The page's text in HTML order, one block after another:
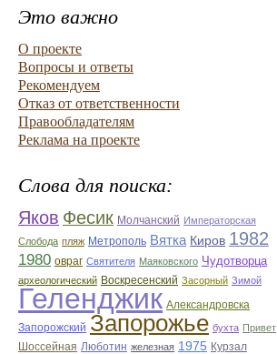
Это важно
О проекте
Вопросы и ответы
Рекомендуем
Отказ от ответственности
Правообладателям
Реклама на проекте
Слова для поиска:
Яков Фесик Молчанский Императорская
Слобода пляж Метрополь Вятка Киров 1982
1980 овраг Святителя Маяковского Чудотворца
археологический Воскресенский Засорный Зимой
Геленджик Александровска
Запорожский Запорожье бухта Привет
Шоссейная Люботин железная 1975 Курзал